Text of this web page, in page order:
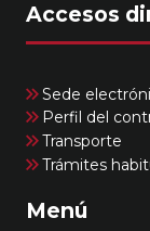
Accesos
Sede
Perfil del
Transporte
Trámites
Menú